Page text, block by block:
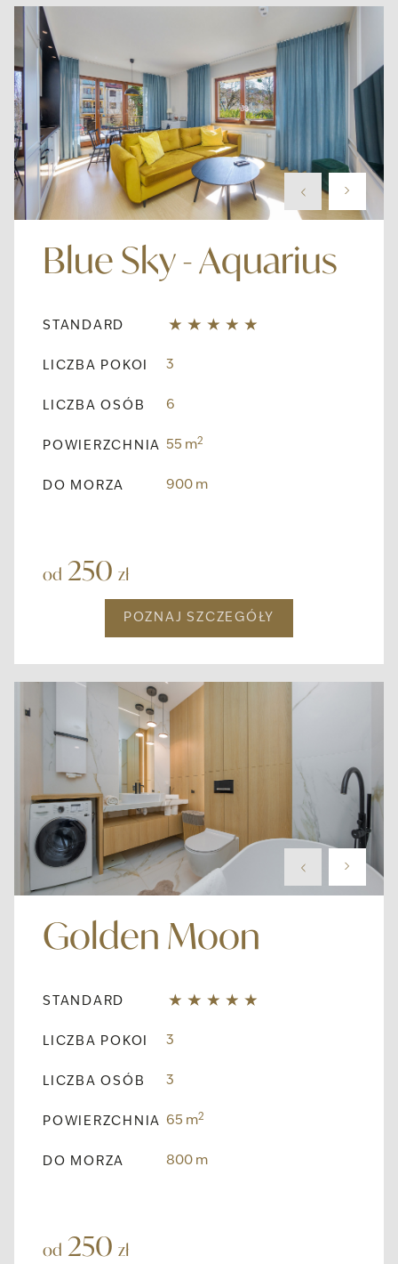
Blue Sky - Aquarius
STANDARD
LICZBA POKOI 3
LICZBA OSÓB 6
POWIERZCHNIA 55 m2
DO MORZA 900 m
od 250 zł
POZNAJ SZCZEGÓŁY
Golden Moon
STANDARD
LICZBA POKOI 3
LICZBA OSÓB 3
POWIERZCHNIA 65 m2
DO MORZA 800 m
od 250 zł